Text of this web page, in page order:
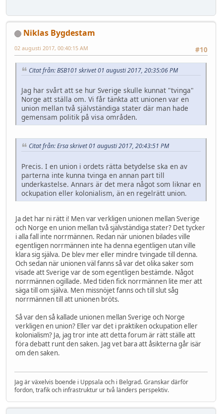
Niklas Bygdestam
#10
02 augusti 2017, 00:40:15 AM
Citat från: BSB101 skrivet 01 augusti 2017, 20:35:06 PM
Jag har svårt att se hur Sverige skulle kunnat "tvinga"
Norge att ställa om. Vi får tänkta att unionen var en
union mellan två självständiga stater där man hade
gemensam politik på visa områden.
Citat från: Ersa skrivet 01 augusti 2017, 20:43:51 PM
Precis. I en union i ordets rätta betydelse ska en av
parterna inte kunna tvinga en annan part till
underkastelse. Annars är det mera något som liknar en
ockupation eller kolonialism, än en regelrätt union.
Ja det har ni rätt i! Men var verkligen unionen mellan Sverige
och Norge en union mellan två självständiga stater? Det tycker
i alla fall inte norrmännen. Redan när unionen bilades ville
egentligen norrmännen inte ha denna egentligen utan ville
klara sig själva. De blev mer eller mindre tvingade till denna.
Och sedan när unionen väl fanns så var det olika saker som
visade att Sverige var de som egentligen bestämde. Något
norrmännen ogillade. Med tiden fick norrmännen lite mer att
säga till om själva. Men missnöjet fanns och till slut såg
norrmännen till att unionen bröts.
Så var den så kallade unionen mellan Sverige och Norge
verkligen en union? Eller var det i praktiken ockupation eller
kolonialism? Ja, jag tror inte att detta forum är rätt ställe att
föra debatt runt den saken. Jag vet bara att åsikterna går isär
om den saken.
Jag är växelvis boende i Uppsala och i Belgrad. Granskar därför
fordon, trafik och infrastruktur ur två länders perspektiv.